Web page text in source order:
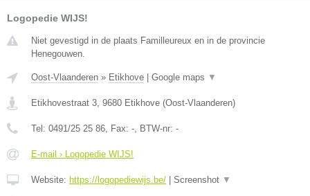
Logopedie WIJS!
Niet gevestigd in de plaats Familleureux en in de provincie
Henegouwen.
Oost-Vlaanderen » Etikhove Google maps ▼
Etikhovestraat 3, 9680 Etikhove (Oost-Vlaanderen)
Tel: 0491/25 25 86, Fax: -, BTW-nr: -
E-mail › Logopedie WIJS!
Website: https://logopediewijs.be/ Screenshot ▼